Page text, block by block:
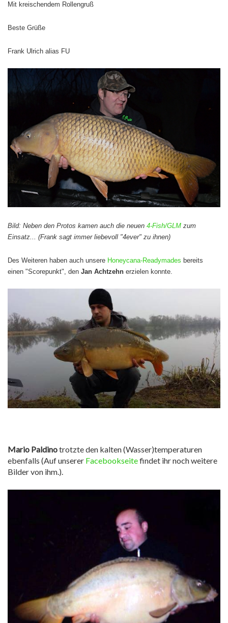
Mit kreischendem Rollengruß
Beste Grüße
Frank Ulrich alias FU
Bild: Neben den Protos kamen auch die neuen 4-Fish/GLM zum
Einsatz... (Frank sagt immer liebevoll "4ever" zu ihnen)
Des Weiteren haben auch unsere Honeycana-Readymades bereits
einen "Scorepunkt", den Jan Achtzehn erzielen konnte.
Mario Paldinotrotzte den kalten (Wasser)temperaturen
ebenfalls (Auf unserer Facebookseitefindet ihr noch weitere
Bilder von ihm.).